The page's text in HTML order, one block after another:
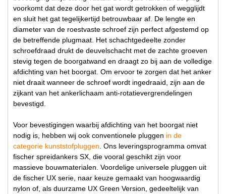
voorkomt dat deze door het gat wordt getrokken of wegglijdt
en sluit het gat tegelijkertijd betrouwbaar af. De lengte en
diameter van de roestvaste schroef zijn perfect afgestemd op
de betreffende plugmaat. Het schachtgedeelte zonder
schroefdraad drukt de deuvelschacht met de zachte groeven
stevig tegen de boorgatwand en draagt zo bij aan de volledige
afdichting van het boorgat. Om ervoor te zorgen dat het anker
niet draait wanneer de schroef wordt ingedraaid, zijn aan de
zijkant van het ankerlichaam anti-rotatievergrendelingen
bevestigd.
Voor bevestigingen waarbij afdichting van het boorgat niet
nodig is, hebben wij ook conventionele pluggen in de
categorie kunststofpluggen . Ons leveringsprogramma omvat
fischer spreidankers SX, die vooral geschikt zijn voor
massieve bouwmaterialen. Voordelige universele pluggen uit
de fischer UX serie, naar keuze gemaakt van hoogwaardig
nylon of, als duurzame UX Green Version, gedeeltelijk van